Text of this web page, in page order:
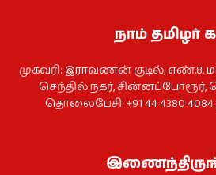
நாம் தமிழர்
முகவரி: இராவணன் குடில், எண்.8.
செந்தில் நகர், சின்னப்போரூர்,
தொலைபேசி: +91 44 4380 4084